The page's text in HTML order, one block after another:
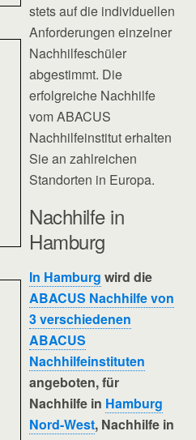
stets auf die individuellen
Anforderungen einzelner
Nachhilfeschüler
abgestimmt. Die
erfolgreiche Nachhilfe
vom ABACUS
Nachhilfeinstitut erhalten
Sie an zahlreichen
Standorten in Europa.
Nachhilfe in
Hamburg
In Hamburg wird die
ABACUS Nachhilfe von
3 verschiedenen
ABACUS
Nachhilfeinstituten
angeboten, für
Nachhilfe in Hamburg
Nord-West, Nachhilfe in